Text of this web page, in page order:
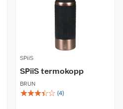
SPiiS
SPiiS termokopp
BRUN
☆☆☆☆☆ (4)